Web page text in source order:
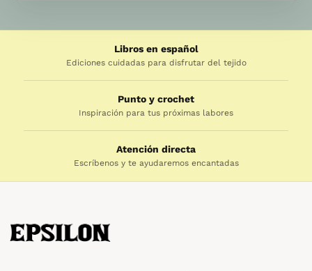
Libros en español
Ediciones cuidadas para disfrutar del tejido
Punto y crochet
Inspiración para tus próximas labores
Atención directa
Escríbenos y te ayudaremos encantadas